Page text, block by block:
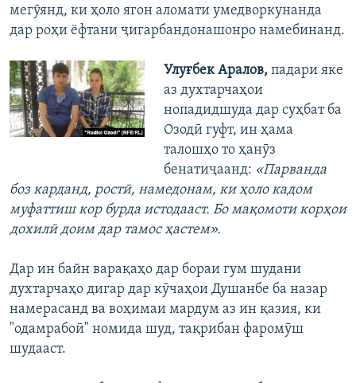
мегӯянд, ки ҳоло ягон аломати умедворкунанда
дар роҳи ёфтани ҷигарбандонашонро намебинанд.
Улуғбек Аралов, падари яке
аз духтарчаҳои
нопадидшуда дар суҳбат ба
Озодӣ гуфт, ин ҳама
талошҳо то ҳанӯз
бенатиҷаанд: «Парванда
боз карданд, ростӣ, намедонам, ки ҳоло кадом
муфаттиш кор бурда истодааст. Бо мақомоти корҳои
дохилӣ доим дар тамос ҳастем».
Дар ин байн варақаҳо дар бораи гум шудани
духтарчаҳо дигар дар кӯчаҳои Душанбе ба назар
намерасанд ва воҳимаи мардум аз ин қазия, ки
"одамрабоӣ" номида шуд, тақрибан фаромӯш
шудааст.